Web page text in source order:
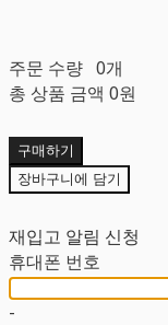
주문 수량 0개
총 상품 금액 0원
구매하기
장바구니에 담기
재입고 알림 신청
휴대폰 번호
-